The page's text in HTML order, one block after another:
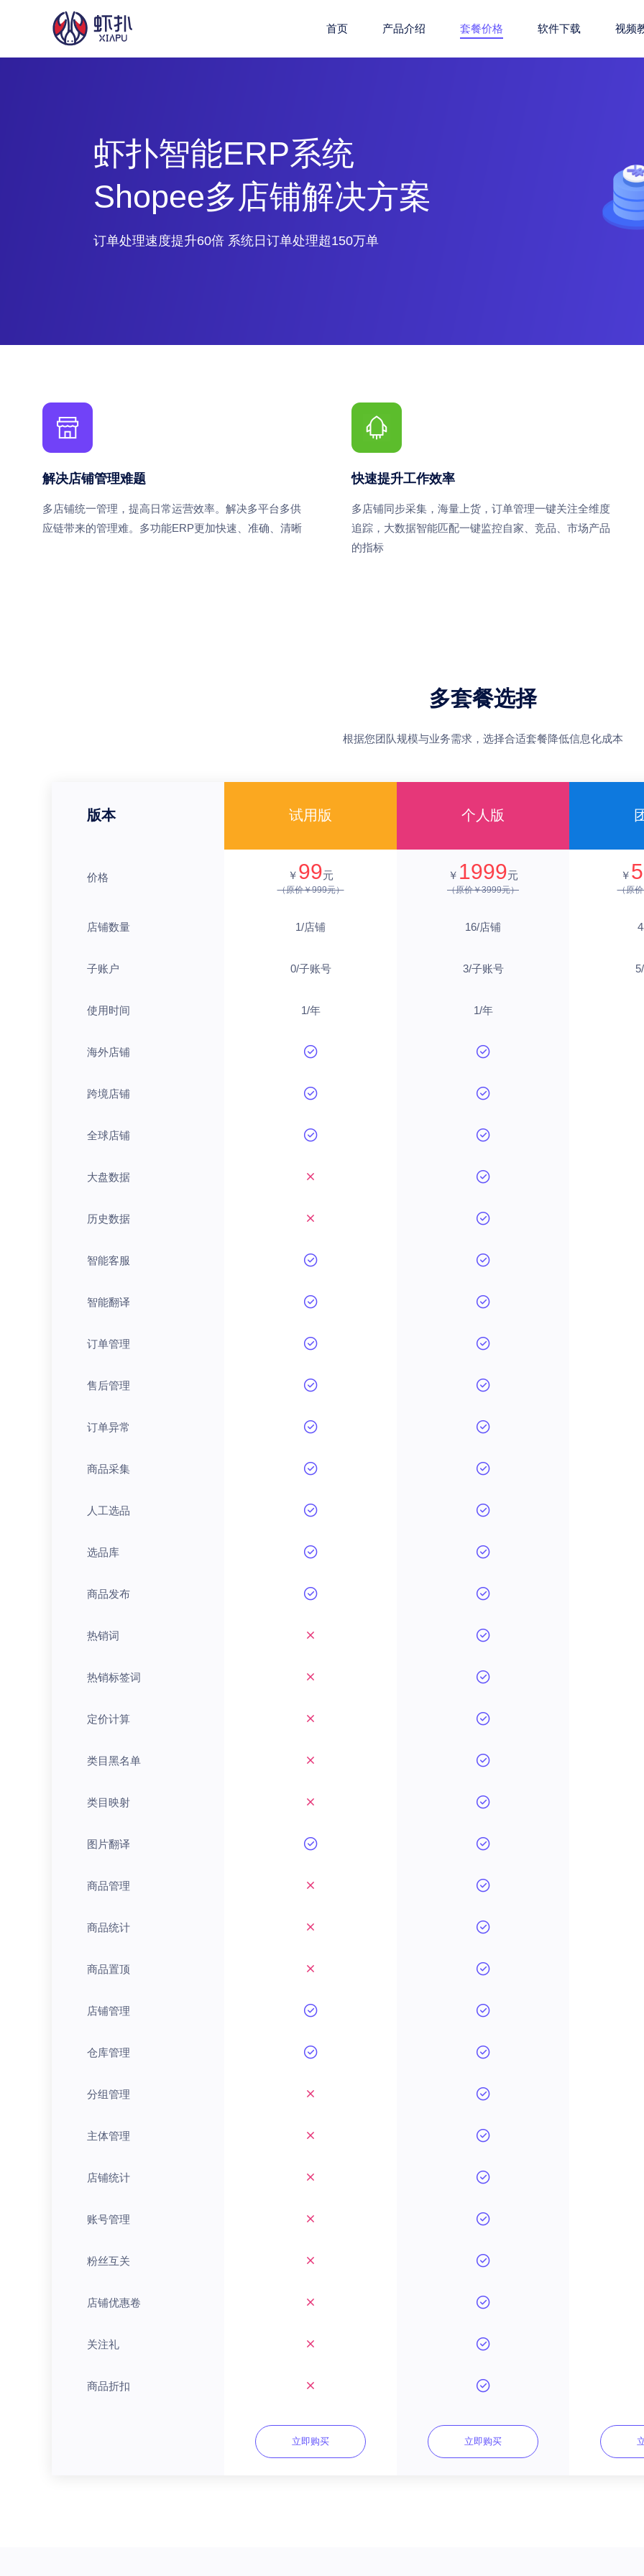
首页 产品介绍 套餐价格 软件下载 视频
虾扑智能ERP系统
Shopee多店铺解决方案
订单处理速度提升60倍 系统日订单处理超150万单
解决店铺管理难题
多店铺统一管理，提高日常运营效率。解决多平台多供
应链带来的管理难。多功能ERP更加快速、准确、清晰
快速提升工作效率
多店铺同步采集，海量上货，订单管理一键关注全维度
追踪，大数据智能匹配一键监控自家、竞品、市场产品
的指标
多套餐选择
根据您团队规模与业务需求，选择合适套餐降低信息化成本
版本 试用版 个人版
价格 ￥ 99元
（原价￥999元）
￥ 1999元
（原价￥3999元）
￥
（原
店铺数量 1/店铺 16/店铺
子账户 0/子账号 3/子账号
使用时间 1/年 1/年
海外店铺
跨境店铺
全球店铺
大盘数据
历史数据
智能客服
智能翻译
订单管理
售后管理
订单异常
商品采集
人工选品
选品库
商品发布
热销词
热销标签词
定价计算
类目黑名单
类目映射
图片翻译
商品管理
商品统计
商品置顶
店铺管理
仓库管理
分组管理
主体管理
店铺统计
账号管理
粉丝互关
店铺优惠卷
关注礼
商品折扣
立即购买 立即购买